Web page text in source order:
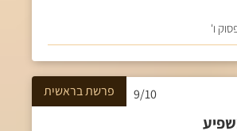
ו'
9/10 פרשתבראשית